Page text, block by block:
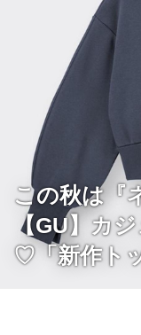
この秋は『
【GU】カ
♡「新作ト